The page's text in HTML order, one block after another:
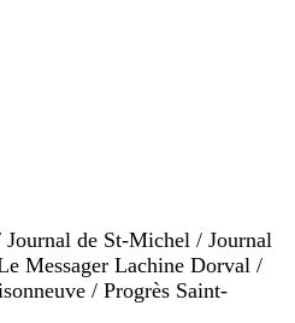
de St-Michel / Journal
Messager Lachine Dorval /
/ Progrès Saint-